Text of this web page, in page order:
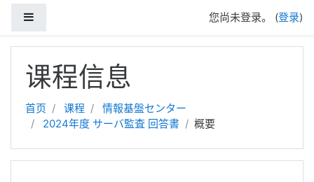
您尚未登录。 (登录)
课程信息
首页 课程
情報基盤センター
2024年度 サーバ監査 回答書
概要